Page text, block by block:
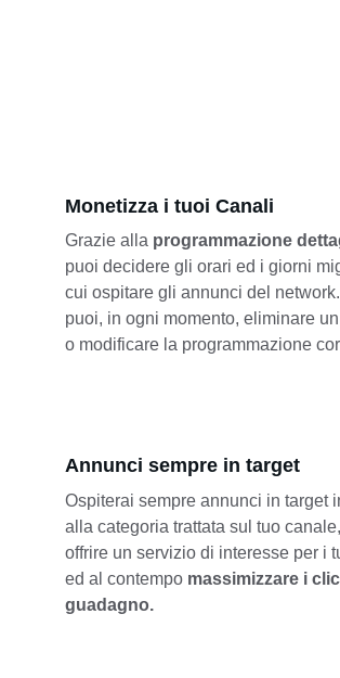
Annunci sempre in target
Ospiterai sempre annunci in target
alla categoria trattata sul tuo
offrire un servizio di interesse per i
ed al contempo massimizzare i
guadagno.
Monetizza i tuoi Canali
Grazie alla programmazione
puoi decidere gli orari ed i giorni
cui ospitare gli annunci del
puoi, in ogni momento, eliminare
o modificare la programmazione